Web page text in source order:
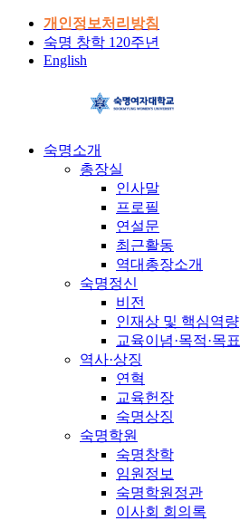
개인정보처리방침
숙명 창학 120주년
English
숙명소개
총장실
인사말
프로필
연설문
최근활동
역대총장소개
숙명정신
비전
인재상 및 핵심역량
교육이념·목적·목표
역사·상징
연혁
교육헌장
숙명상징
숙명학원
숙명창학
임원정보
숙명학원정관
이사회 회의록